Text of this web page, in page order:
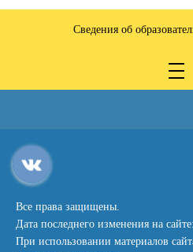
Сведения об
Все права защищены.
Дата последнего изменения на
При использовании материалов